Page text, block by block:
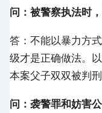
问：被警察执法时
答：不能以暴力方
级才是正确做法。
本案父子双双被判刑
问：袭警罪和妨害